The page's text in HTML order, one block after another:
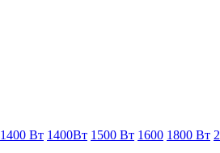
1400 Вт 1400Вт 1500 Вт 1600 1800 Вт